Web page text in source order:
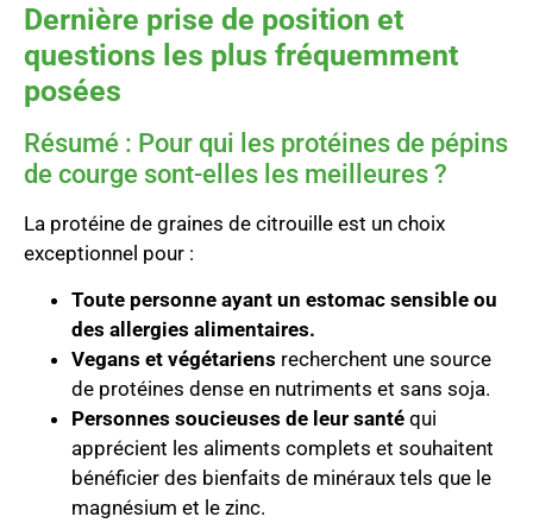
Dernière prise de position et
questions les plus fréquemment
posées
Résumé : Pour qui les protéines de pépins
de courge sont-elles les meilleures ?
La protéine de graines de citrouille est un choix
exceptionnel pour :
Toute personne ayant un estomac sensible ou
des allergies alimentaires.
Vegans et végétariens recherchent une source
de protéines dense en nutriments et sans soja.
Personnes soucieuses de leur santé qui
apprécient les aliments complets et souhaitent
bénéficier des bienfaits de minéraux tels que le
magnésium et le zinc.